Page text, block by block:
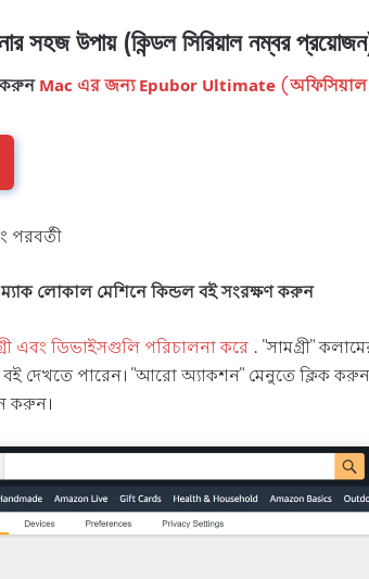
সহজ উপায় (কিন্ডল সিরিয়াল নম্বর
Mac এর জন্য Epubor Ultimate (অফিসিয়াল
পরবর্তী
লোকাল মেশিনে কিন্ডল বই সংরক্ষণ করুন
এবং ডিভাইসগুলি পরিচালনা করে . "সামগ্রী"
বই দেখতে পারেন। "আরো অ্যাকশন" মেনুতে ক্লিক
করুন।